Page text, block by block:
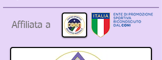
Affiliata a